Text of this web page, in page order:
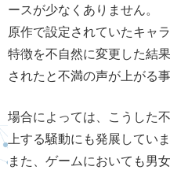
ースが少なくありません。
原作で設定されていたキャ
特徴を不自然に変更した結
されたと不満の声が上がる
場合によっては、こうした
上する騒動にも発展していま
また、ゲームにおいても男